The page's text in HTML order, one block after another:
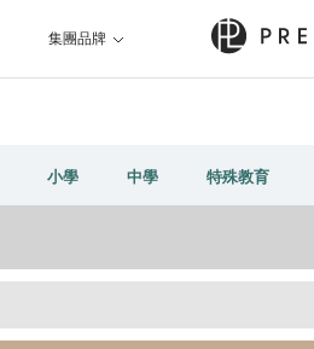
集團品牌
小學 中學 特殊教育